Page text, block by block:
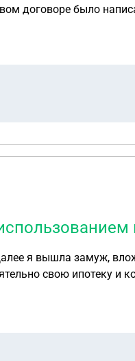
договоре было
покупку новой квартиры